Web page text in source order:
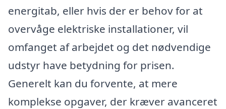
energitab, eller hvis der er behov for at
overvåge elektriske installationer, vil
omfanget af arbejdet og det nødvendige
udstyr have betydning for prisen.
Generelt kan du forvente, at mere
komplekse opgaver, der kræver avanceret